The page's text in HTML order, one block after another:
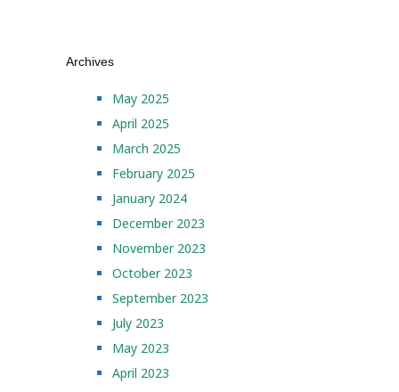
Archives
May 2025
April 2025
March 2025
February 2025
January 2024
December 2023
November 2023
October 2023
September 2023
July 2023
May 2023
April 2023